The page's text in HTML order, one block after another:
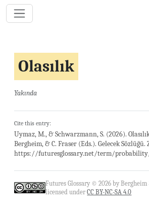
Olasılık
Yakında
Cite this entry:
Uymaz, M., & Schwarzmann, S. (2026).
Bergheim, & C. Fraser (Eds.). Gelecek Sözlüğü.
https://futuresglossary.net/term/
Futures Glossary © 2026 by Bergheim
licensed underCC BY-NC-SA 4.0